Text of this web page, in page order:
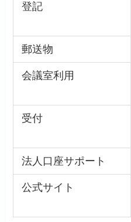
登記
郵送物
会議室利用
受付
法人口座サポート
公式サイト